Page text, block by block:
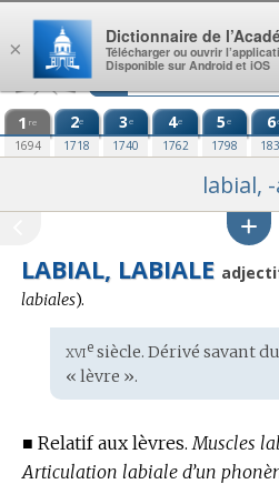
Aller au contenu
1 re
1694
2e
1718
3e
1740
4e
1762
5e
1798
6
labial,
LABIAL, LABIALE
labiales).
Étymologie
:
xviesiècle. Dérivé savant du
« lèvre ».
■ Relatif aux lèvres. Muscles
Articulation labiale d’un
×
Dictionnaire de
Télécharger ou ouvrir
Disponible sur Android et iOS